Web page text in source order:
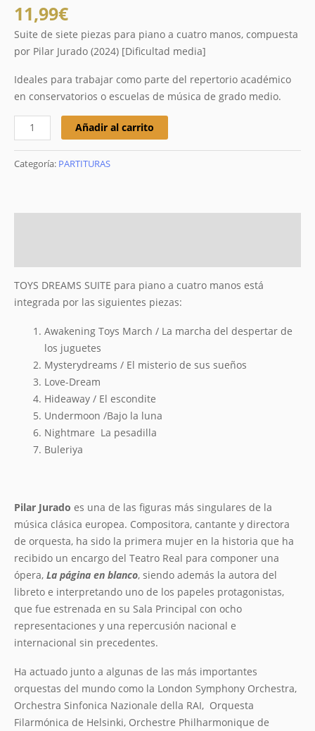
11,99€
Suite de siete piezas para piano a cuatro manos, compuesta
por Pilar Jurado (2024) [Dificultad media]
Ideales para trabajar como parte del repertorio académico
en conservatorios o escuelas de música de grado medio.
Añadir al carrito
Categoría: PARTITURAS
TOYS DREAMS SUITE para piano a cuatro manos está
integrada por las siguientes piezas:
Awakening Toys March / La marcha del despertar de
los juguetes
Mysterydreams / El misterio de sus sueños
Love-Dream
Hideaway / El escondite
Undermoon /Bajo la luna
Nightmare La pesadilla
Buleriya
Pilar Jurado es una de las figuras más singulares de la
música clásica europea. Compositora, cantante y directora
de orquesta, ha sido la primera mujer en la historia que ha
recibido un encargo del Teatro Real para componer una
ópera, La página en blanco, siendo además la autora del
libreto e interpretando uno de los papeles protagonistas,
que fue estrenada en su Sala Principal con ocho
representaciones y una repercusión nacional e
internacional sin precedentes.
Ha actuado junto a algunas de las más importantes
orquestas del mundo como la London Symphony Orchestra,
Orchestra Sinfonica Nazionale della RAI, Orquesta
Filarmónica de Helsinki, Orchestre Philharmonique de